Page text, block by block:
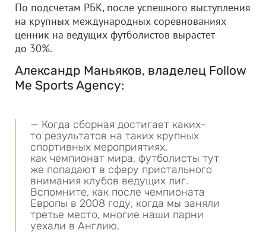
По подсчетам РБК, после успешного выступления
на крупных международных соревнованиях
ценник на ведущих футболистов вырастет
до 30%.
Александр Маньяков, владелец Follow
Me Sports Agency:
— Когда сборная достигает каких-
то результатов на таких крупных
спортивных мероприятиях,
как чемпионат мира, футболисты тут
же попадают в сферу пристального
внимания клубов ведущих лиг.
Вспомните, как после чемпионата
Европы в 2008 году, когда мы заняли
третье место, многие наши парни
уехали в Англию.